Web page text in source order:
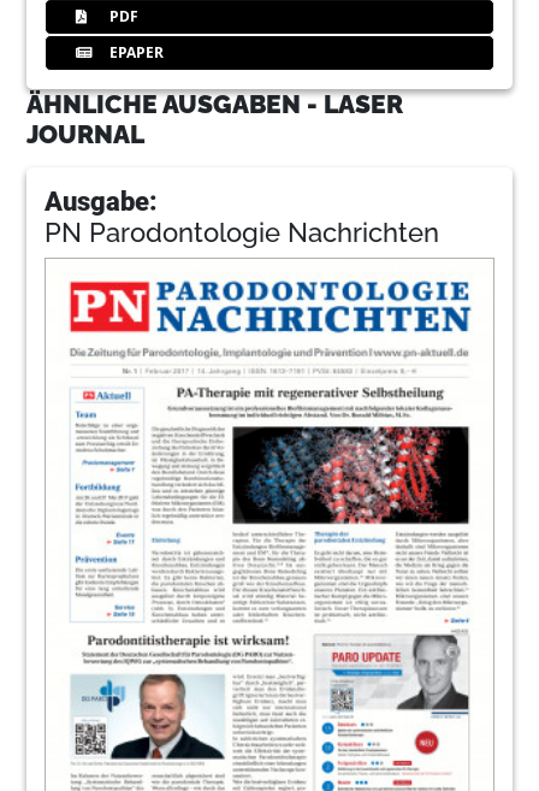
PDF
EPAPER
ÄHNLICHE AUSGABEN - LASER
JOURNAL
Ausgabe:
PN Parodontologie Nachrichten